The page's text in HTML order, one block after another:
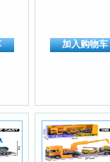
加入购物车